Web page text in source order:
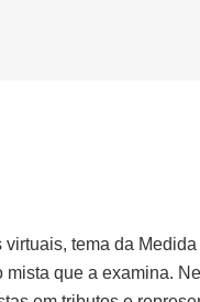
tema da
que a examina. N